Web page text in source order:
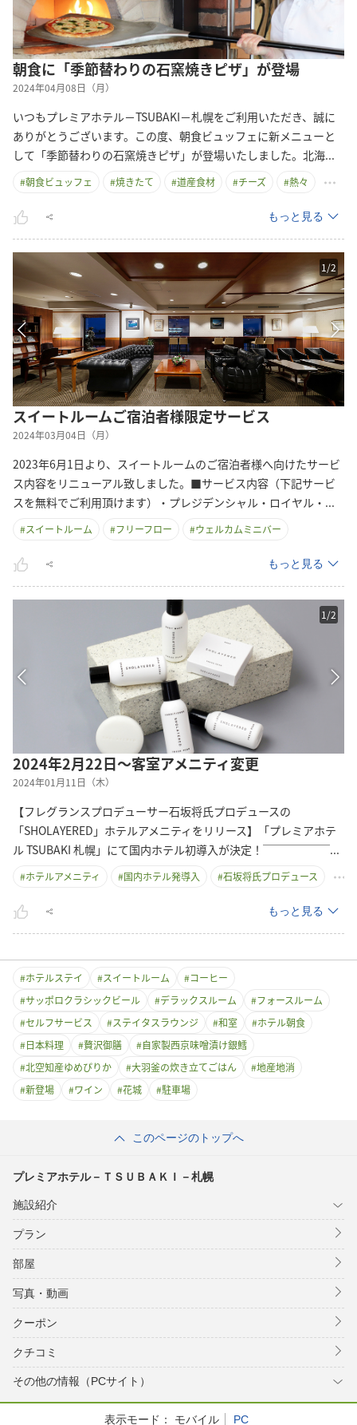
朝食に「季節替わりの石窯焼きピザ」が登場
2024年04月08日（月）
いつもプレミアホテル－TSUBAKI－札幌をご利用いただき、誠に
ありがとうございます。この度、朝食ビュッフェに新メニューと
して「季節替わりの石窯焼きピザ」が登場いたしました。北海...
#朝食ビュッフェ #焼きたて #道産食材 #チーズ #熱々
もっと見る
1/2
スイートルームご宿泊者様限定サービス
2024年03月04日（月）
2023年6月1日より、スイートルームのご宿泊者様へ向けたサービ
ス内容をリニューアル致しました。■サービス内容（下記サービ
スを無料でご利用頂けます）・プレジデンシャル・ロイヤル ・ ...
#スイートルーム #フリーフロー #ウェルカムミニバー
もっと見る
1 /2
2024年2月22日～客室アメニティ変更
2024年01月11日（木）
【フレグランスプロデューサー石坂将氏プロデュースの
「SHOLAYERED」ホテルアメニティをリリース】「プレミアホテ
ル TSUBAKI 札幌」にて国内ホテル初導入が決定！￣￣￣￣￣￣...
#ホテルアメニティ #国内ホテル発導入 #石坂将氏プロデュース
もっと見る
#ホテルステイ #スイートルーム #コーヒー
#サッポロクラシックビール #デラックスルーム #フォースルーム
#セルフサービス #ステイタスラウンジ #和室 #ホテル朝食
#日本料理 #贅沢御膳 #自家製西京味噌漬け銀鱈
#北空知産ゆめぴりか #大羽釜の炊き立てごはん #地産地消
#新登場 #ワイン #花城 #駐車場
このページのトップへ
プレミアホテル－ＴＳＵＢＡＫＩ－札幌
施設紹介
プラン
部屋
写真・動画
クーポン
クチコミ
その他の情報（PCサイト）
表示モード： モバイル PC